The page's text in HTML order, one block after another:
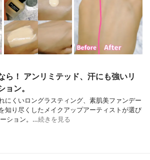
ら！ アンリミテッド、汗にも強いリ
ン。
にくいロングラスティング、素肌美ファンデー
知り尽くしたメイクアップアーティストが選び
ション。…続きを見る